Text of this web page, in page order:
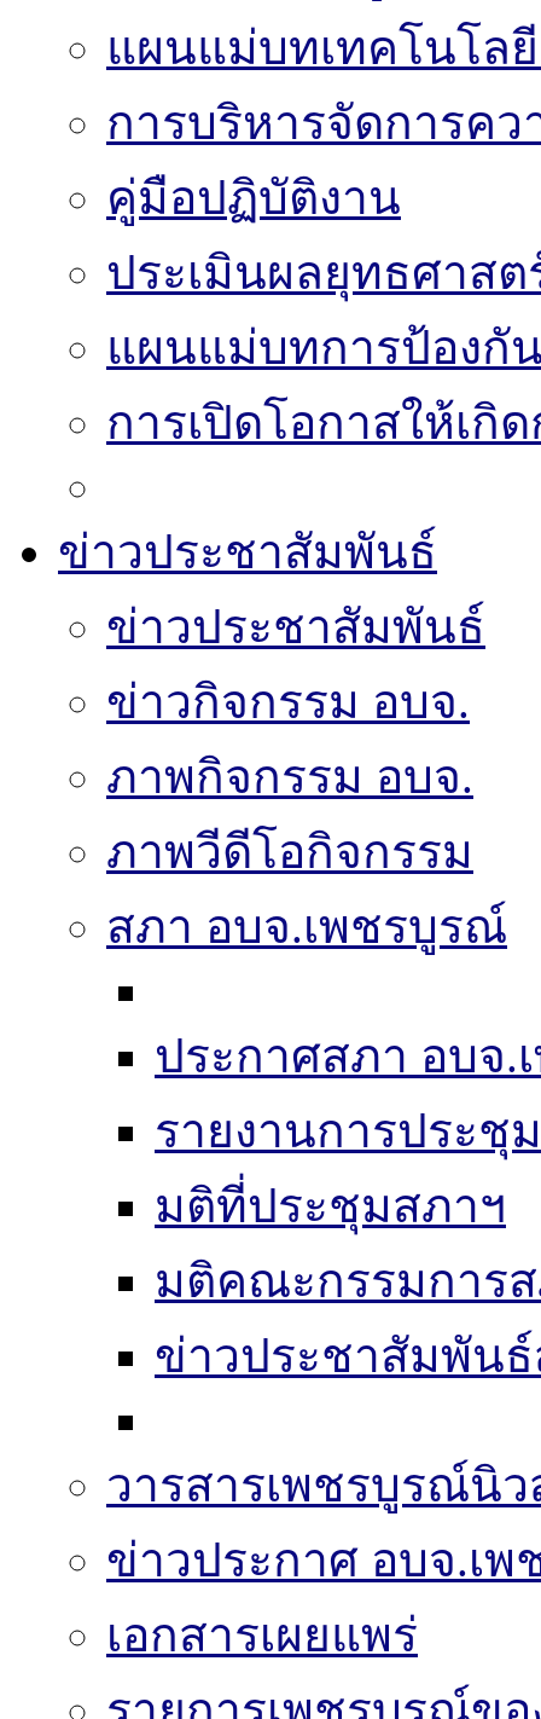
แผนแม่บทเทคโนโล
การบริหารจัดการคว
คู่มือปฏิบัติงาน
ประเมินผลยุทธศาสต
แผนแม่บทการป้องกั
การเปิดโอกาสให้เกิ
ข่าวประชาสัมพันธ์
ข่าวประชาสัมพันธ์
ข่าวกิจกรรม อบจ.
ภาพกิจกรรม อบจ.
ภาพวีดีโอกิจกรรม
สภา อบจ.เพชรบูรณ์
ประกาศสภา อบจ.
รายงานการประชุ
มติที่ประชุมสภาฯ
มติคณะกรรมการ
ข่าวประชาสัมพัน
วารสารเพชรบูรณ์นิว
ข่าวประกาศ อบจ.เ
เอกสารเผยแพร่